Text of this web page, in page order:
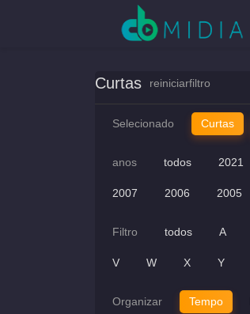
Curtas reiniciarfiltro
Selecionado Curtas
anos todos 2021
2007 2006 2005
Filtro todos A
V W X Y
Organizar Tempo